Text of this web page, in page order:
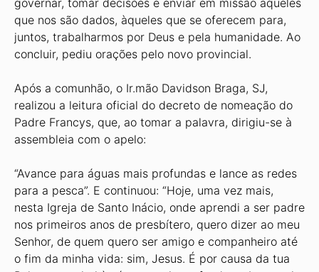
governar, tomar decisões e enviar em missão aqueles
que nos são dados, àqueles que se oferecem para,
juntos, trabalharmos por Deus e pela humanidade. Ao
concluir, pediu orações pelo novo provincial.
Após a comunhão, o Ir.mão Davidson Braga, SJ,
realizou a leitura oficial do decreto de nomeação do
Padre Francys, que, ao tomar a palavra, dirigiu-se à
assembleia com o apelo:
“Avance para águas mais profundas e lance as redes
para a pesca”. E continuou: “Hoje, uma vez mais,
nesta Igreja de Santo Inácio, onde aprendi a ser padre
nos primeiros anos de presbítero, quero dizer ao meu
Senhor, de quem quero ser amigo e companheiro até
o fim da minha vida: sim, Jesus. É por causa da tua